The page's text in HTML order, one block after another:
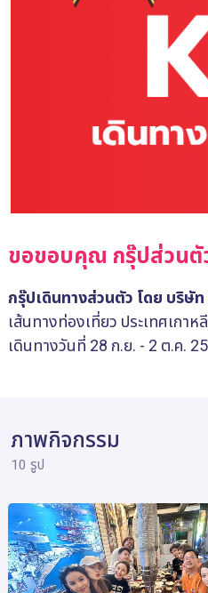
ขอขอบคุณ กรุ๊ปส่วนตัว
กรุ๊ปเดินทางส่วนตัว โดย บริษั
เส้นทางท่องเที่ยว ประเทศเกาห
เดินทางวันที่ 28 ก.ย. - 2 ต.ค.
ภาพกิจกรรม
10 รูป